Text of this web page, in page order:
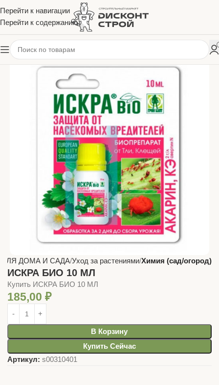
Перейти к навигации
Перейти к содержанию
ДОМА И САДА Уход за растениями Химия (сад/огород)
ИСКРА БИО 10 МЛ
Купить ИСКРА БИО 10 МЛ
185,00 ₽
В Корзину
Купить Сейчас
Артикул: s00310401